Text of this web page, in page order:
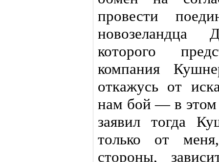
провести
новозеландца
которого
компания
откажусь от
нам бой — в
заявил тогда
только от
стороны,